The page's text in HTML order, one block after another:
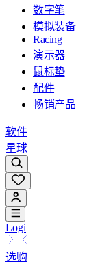
数字笔
模拟装备
Racing
演示器
鼠标垫
配件
畅销产品
软件
星球
Logi
选购